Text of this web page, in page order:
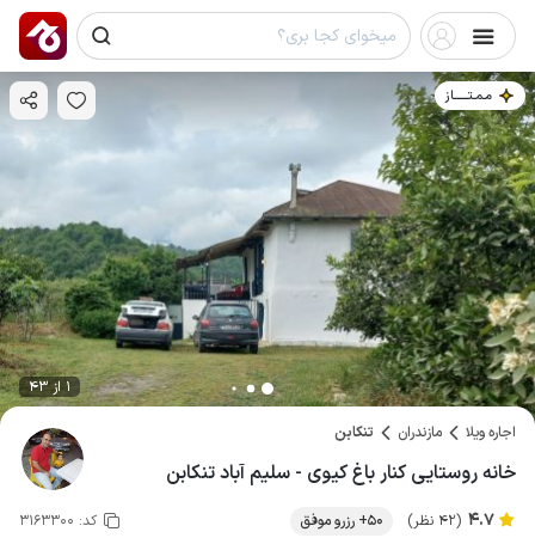
مـمـتــــــاز
1 از 43
اجاره ویلا مازندران تنکابن
خانه روستایی کنار باغ کیوی - سلیم آباد تنکابن
4.7 (42 نظر) 50+ رزرو موفق کد: 3163300